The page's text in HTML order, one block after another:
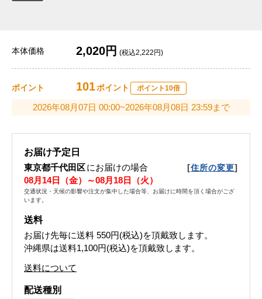
本体価格 2,020円 (税込2,222円)
ポイント 101ポイント ポイント10倍
2026年08月07日 00:00~2026年08月08日 23:59まで
お届け予定日
東京都千代田区にお届けの場合 [住所の変更]
08月14日（金）～08月18日（火）
交通状況・天候の影響や注文が集中した場合等、お届けに時間を頂く場合がござ
います。
送料
お届け先毎に送料 550円(税込)を頂戴致します。
沖縄県は送料1,100円(税込)を頂戴致します。
送料について
配送種別